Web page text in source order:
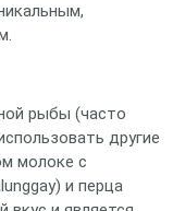
рыбы (часто
другие
молоке с
и перца